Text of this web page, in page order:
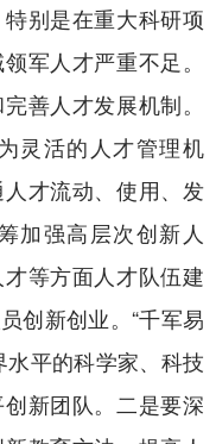
别是在重大科研项
军人才严重不足。
善人才发展机制。
灵活的人才管理机
才流动、使用、发
加强高层次创新人
等方面人才队伍建
创新创业。“千军易
平的科学家、科技
新团队。二是要深